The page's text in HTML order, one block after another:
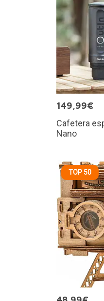
149,99€
Cafetera
Nano
TOP 50